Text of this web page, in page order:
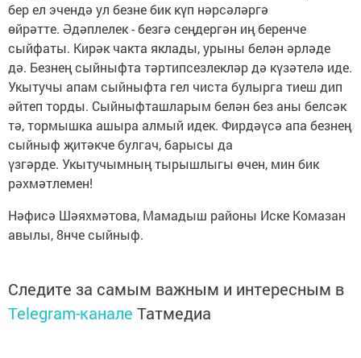
бер ел эчендә ул безне бик күп нәрсәләргә
өйрәтте. Әдәплелек - безгә сеңдергән иң беренче
сыйфаты. Кирәк чакта яклады, урыны белән әрләде
дә. Безнең сыйныфта тәртипсезлекләр дә күзәтелә иде.
Укытучы апам сыйныфта гел чиста булырга тиеш дип
әйтеп торды. Сыйныфташларым белән без аны белсәк
тә, тормышка ашыра алмый идек. Фирдәүсә апа безнең
сыйныф җитәкче булгач, барысы да
үзгәрде. Укытучымның тырышлыгы өчен, мин бик
рәхмәтлемен!
Нәфисә Шәяхмәтова, Мамадыш районы Иске Комазан
авылы, 8нче сыйныф.
Следите за самым важным и интересным в
Telegram-канале Татмедиа